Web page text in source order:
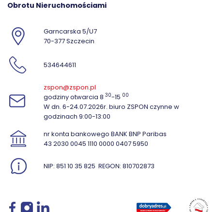
Obrotu Nieruchomościami
Garncarska 5/U7
70-377 Szczecin
534644611
zspon@zspon.pl
godziny otwarcia 8 30-15 00
W dn. 6-24.07.2026r. biuro ZSPON czynne w
godzinach 9:00-13:00
nr konta bankowego BANK BNP Paribas
43 2030 0045 1110 0000 0407 5950
NIP: 851 10 35 825 REGON: 810702873